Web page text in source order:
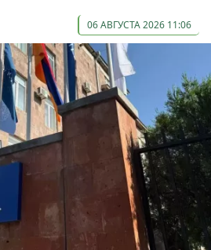
06 АВГУСТА 2026 11:06